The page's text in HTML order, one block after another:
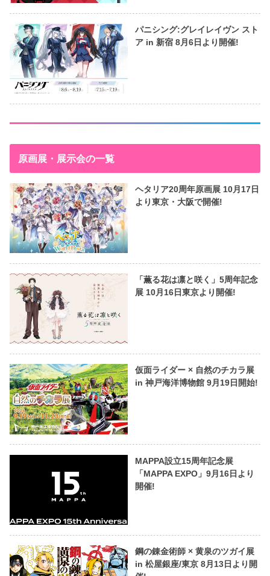
パニシング:グレイレイヴン スト
ア in 新宿 8月6日より開催!
原画展・展示会の一覧
ヘタリア20周年原画展 10月17日
より東京・大阪で開催!
「薫る花は凛と咲く」5周年記念
展 10月16日東京より開催!
仮面ライダー × 自然のチカラ展
in 神戸海洋博物館 9月19日開始!
MAPPA設立15周年記念展
「MAPPA EXPO」9月16日より
開催!
鋼の錬金術師 × 黄泉のツガイ展
in 松屋銀座/東京 8月13日より開